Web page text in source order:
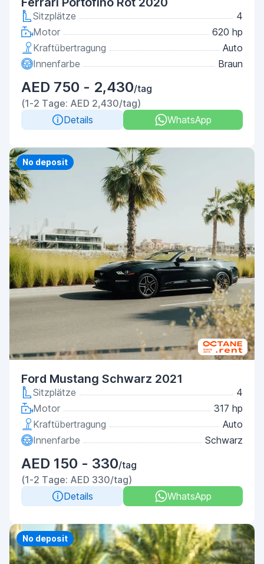
Sitzplätze
4
Motor
620 hp
Kraftübertragung
Auto
Innenfarbe
Braun
AED 750 - 2,430/tag
(1-2 Tage: AED 2,430/tag)
Details
WhatsApp
Priority
No deposit
Ford Mustang Schwarz 2021
Sitzplätze
4
Motor
317 hp
Kraftübertragung
Auto
Innenfarbe
Schwarz
AED 150 - 330/tag
(1-2 Tage: AED 330/tag)
Details
WhatsApp
Priority
No deposit